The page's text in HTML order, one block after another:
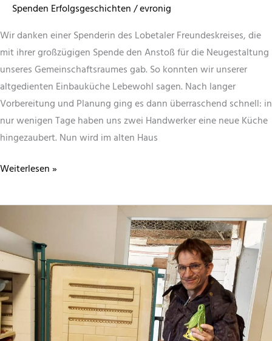
Spenden Erfolgsgeschichten /evronig
Wir danken einer Spenderin des Lobetaler Freundeskreises, die
mit ihrer großzügigen Spende den Anstoß für die Neugestaltung
unseres Gemeinschaftsraumes gab. So konnten wir unserer
altgedienten Einbauküche Lebewohl sagen. Nach langer
Vorbereitung und Planung ging es dann überraschend schnell: in
nur wenigen Tage haben uns zwei Handwerker eine neue Küche
hingezaubert. Nun wird im alten Haus
Die
Küche
der
TWG
Berlin-
Mitte
Weiterlesen »